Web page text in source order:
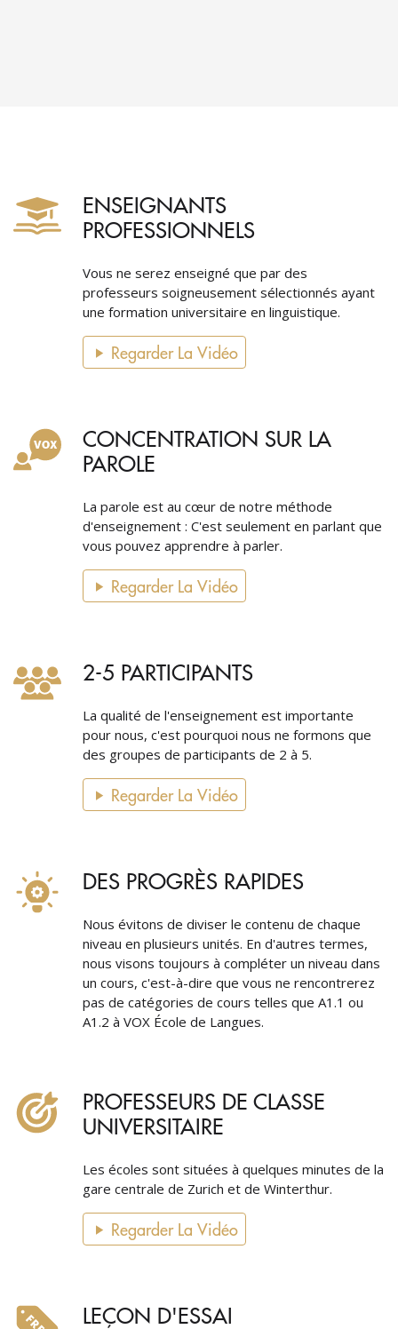
ENSEIGNANTS
PROFESSIONNELS
Vous ne serez enseigné que par des
professeurs soigneusement sélectionnés ayant
une formation universitaire en linguistique.
Regarder La Vidéo
CONCENTRATION SUR LA
PAROLE
La parole est au cœur de notre méthode
d'enseignement : C'est seulement en parlant que
vous pouvez apprendre à parler.
Regarder La Vidéo
2-5 PARTICIPANTS
La qualité de l'enseignement est importante
pour nous, c'est pourquoi nous ne formons que
des groupes de participants de 2 à 5.
Regarder La Vidéo
DES PROGRÈS RAPIDES
Nous évitons de diviser le contenu de chaque
niveau en plusieurs unités. En d'autres termes,
nous visons toujours à compléter un niveau dans
un cours, c'est-à-dire que vous ne rencontrerez
pas de catégories de cours telles que A1.1 ou
A1.2 à VOX École de Langues.
PROFESSEURS DE CLASSE
UNIVERSITAIRE
Les écoles sont situées à quelques minutes de la
gare centrale de Zurich et de Winterthur.
Regarder La Vidéo
LEÇON D'ESSAI